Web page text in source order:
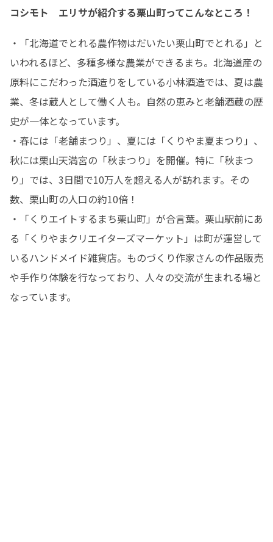
コシモト エリサが紹介する栗山町ってこんなところ！
・「北海道でとれる農作物はだいたい栗山町でとれる」と
いわれるほど、多種多様な農業ができるまち。北海道産の
原料にこだわった酒造りをしている小林酒造では、夏は農
業、冬は蔵人として働く人も。自然の恵みと老舗酒蔵の歴
史が一体となっています。
・春には「老舗まつり」、夏には「くりやま夏まつり」、
秋には栗山天満宮の「秋まつり」を開催。特に「秋まつ
り」では、3日間で10万人を超える人が訪れます。その
数、栗山町の人口の約10倍！
・「くりエイトするまち栗山町」が合言葉。栗山駅前にあ
る「くりやまクリエイターズマーケット」は町が運営して
いるハンドメイド雑貨店。ものづくり作家さんの作品販売
や手作り体験を行なっており、人々の交流が生まれる場と
なっています。